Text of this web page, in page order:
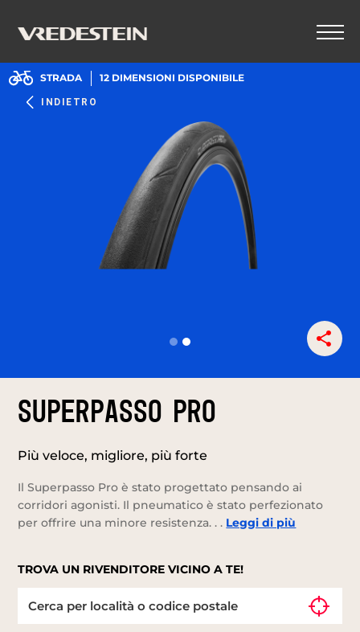
INDIETRO
STRADA 12 DIMENSIONI DISPONIBILE
SUPERPASSO PRO
Più veloce, migliore, più forte
Il Superpasso Pro è stato progettato pensando ai
corridori agonisti. Il pneumatico è stato perfezionato
per offrire una minore resistenza. . . Leggi di più
TROVA UN RIVENDITORE VICINO A TE!